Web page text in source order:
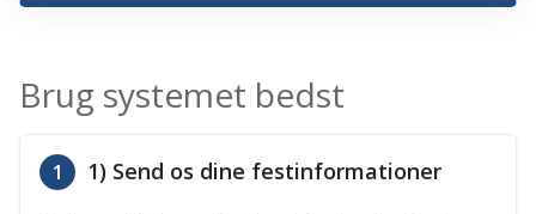
Brug systemet bedst
1 1) Send os dine festinformationer